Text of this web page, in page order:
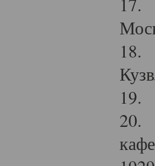
18.
19.
20.